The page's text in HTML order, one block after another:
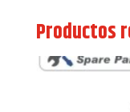
Productos